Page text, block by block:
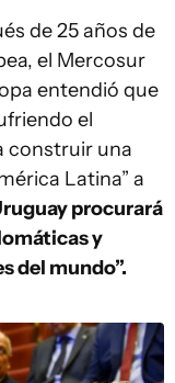
de 25 años de
el Mercosur
entendió que
el
construir una
Latina” a
procurará
y
del mundo”.